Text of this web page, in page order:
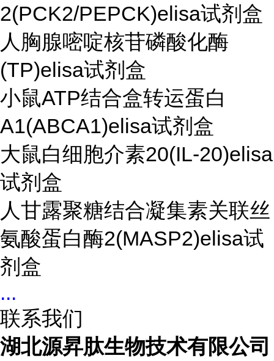
2(PCK2/PEPCK)elisa试剂盒
人胸腺嘧啶核苷磷酸化酶
(TP)elisa试剂盒
小鼠ATP结合盒转运蛋白
A1(ABCA1)elisa试剂盒
大鼠白细胞介素20(IL-20)elisa
试剂盒
人甘露聚糖结合凝集素关联丝
氨酸蛋白酶2(MASP2)elisa试
剂盒
...
联系我们
湖北源昇肽生物技术有限公司